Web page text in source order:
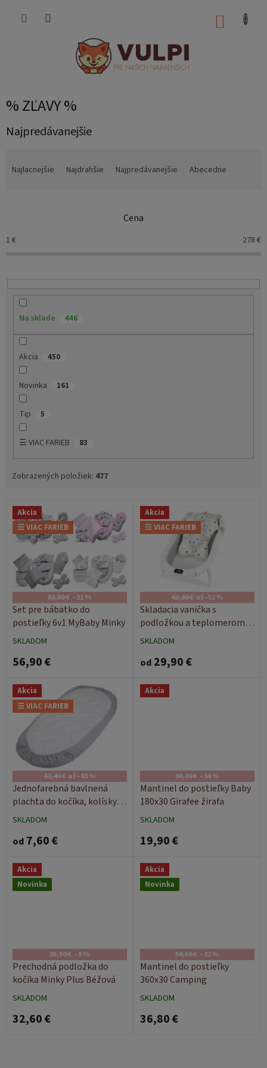
% ZĽAVY %
Najpredávanejšie
e
p
d
Najlacnejšie Najdrahšie Najpredávanejšie Abecedne
Cena
1 € 278 €
Na sklade 446
Akcia 450
Novinka 161
Tip 5
☰ VIAC FARIEB 83
Zobrazených položiek: 477
Akcia
☰ VIAC FARIEB
82,80 € –31 %
Set pre bábätko do
postieľky 6v1 MyBaby Minky
SKLADOM
56,90 €
Akcia
☰ VIAC FARIEB
63,30 € až–52 %
Skladacia vanička s
podložkou a teplomerom
Prima
SKLADOM
od 29,90 €
Akcia
☰ VIAC FARIEB
13,40 € až–43 %
Jednofarebná bavlnená
plachta do kočíka, kolísky
80x38 Baby
SKLADOM
od 7,60 €
Akcia
30,30 € –34 %
Mantinel do postieľky Baby
180x30 Girafee žirafa
SKLADOM
19,90 €
Akcia
Novinka
35,50 € –8 %
Prechodná podložka do
kočíka Minky Plus Béžová
SKLADOM
32,60 €
Akcia
Novinka
54,50 € –32 %
Mantinel do postieľky
360x30 Camping
SKLADOM
36,80 €